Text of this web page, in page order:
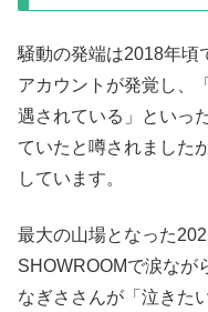
騒動の発端は2018年頃
アカウントが発覚し、
遇されている」といっ
ていたと噂されました
しています。
最大の山場となった
SHOWROOMで涙なが
なぎささんが「泣きた